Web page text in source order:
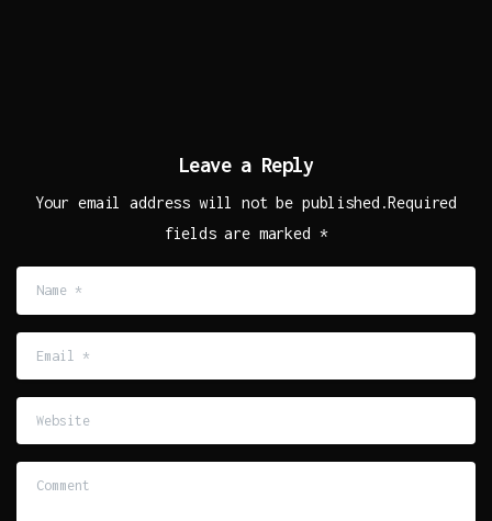
Leave a Reply
Your email address will not be published.Required
fields are marked *
*
Website